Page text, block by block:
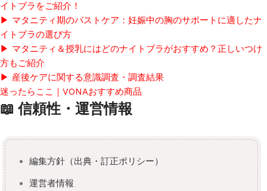
イトブラをご紹介！
▶ マタニティ期のバストケア：妊娠中の胸のサポートに適したナ
イトブラの選び方
▶ マタニティ＆授乳にはどのナイトブラがおすすめ？正しいつけ
方もご紹介
▶ 産後ケアに関する意識調査・調査結果
迷ったらここ｜VONAおすすめ商品
📖 信頼性・運営情報
編集方針（出典・訂正ポリシー）
運営者情報